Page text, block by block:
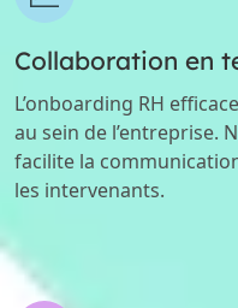
Collaboration en
L’onboarding RH
au sein de l’entreprise.
facilite la
les intervenants.